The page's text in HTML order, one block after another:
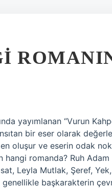
yayımlanan “Vurun
bir eser olarak
oluşur ve eserin odak
hangi romanda? Ruh
Leyla Mutlak, Şeref,
genellikle başkarakterin